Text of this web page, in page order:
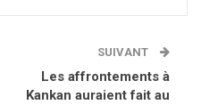
SUIVANT
Les affrontements à
Kankan auraient fait au